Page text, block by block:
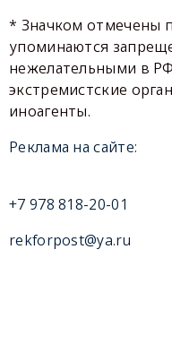
* Значком отмечены
упоминаются
нежелательными в
экстремистские
иноагенты.
Реклама на сайте:
+7 978 818-20-01
rekforpost@ya.ru